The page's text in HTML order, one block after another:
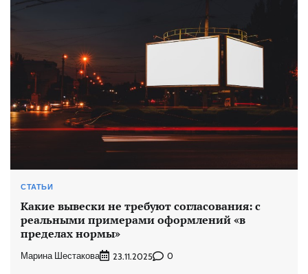
СТАТЬИ
Какие вывески не требуют согласования: с
реальными примерами оформлений «в
пределах нормы»
Марина Шестакова 23.11.2025 0